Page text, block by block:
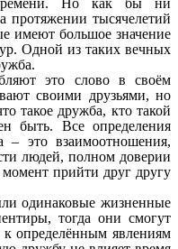
Но как бы ни
протяжении тысячелетий
имеют большое значение
Одной из таких вечных
это слово в своём
своими друзьями, но
такое дружба, кто такой
быть. Все определения
это взаимоотношения,
людей, полном доверии
прийти друг другу
одинаковые жизненные
тогда они смогут
определённым явлениям